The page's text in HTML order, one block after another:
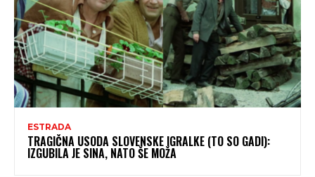
ESTRADA
TRAGIČNA USODA SLOVENSKE IGRALKE (TO SO GADI):
IZGUBILA JE SINA, NATO ŠE MOŽA